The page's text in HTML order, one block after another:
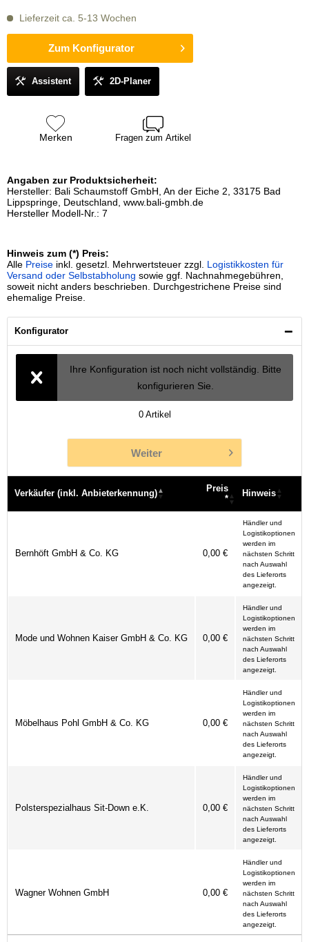
Lieferzeit ca. 5-13 Wochen
Zum Konfigurator
Assistent 2D-Planer
Merken Fragen zum Artikel
Angaben zur Produktsicherheit:
Hersteller: Bali Schaumstoff GmbH, An der Eiche 2, 33175 Bad
Lippspringe, Deutschland, www.bali-gmbh.de
Hersteller Modell-Nr.: 7
Hinweis zum (*) Preis:
Alle Preise inkl. gesetzl. Mehrwertsteuer zzgl. Logistikkosten für
Versand oder Selbstabholung sowie ggf. Nachnahmegebühren,
soweit nicht anders beschrieben. Durchgestrichene Preise sind
ehemalige Preise.
Konfigurator
Ihre Konfiguration ist noch nicht vollständig. Bitte
konfigurieren Sie.
0 Artikel
Weiter
Verkäufer (inkl. Anbieterkennung)
Preis
*
Hinweis
Bernhöft GmbH & Co. KG 0,00 €
Händler und
Logistikoptionen
werden im
nächsten Schritt
nach Auswahl
des Lieferorts
angezeigt.
Mode und Wohnen Kaiser GmbH & Co. KG 0,00 €
Händler und
Logistikoptionen
werden im
nächsten Schritt
nach Auswahl
des Lieferorts
angezeigt.
Möbelhaus Pohl GmbH & Co. KG 0,00 €
Händler und
Logistikoptionen
werden im
nächsten Schritt
nach Auswahl
des Lieferorts
angezeigt.
Polsterspezialhaus Sit-Down e.K. 0,00 €
Händler und
Logistikoptionen
werden im
nächsten Schritt
nach Auswahl
des Lieferorts
angezeigt.
Wagner Wohnen GmbH 0,00 €
Händler und
Logistikoptionen
werden im
nächsten Schritt
nach Auswahl
des Lieferorts
angezeigt.